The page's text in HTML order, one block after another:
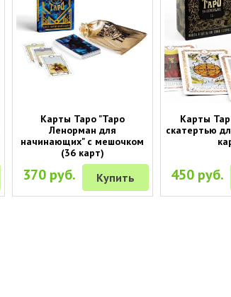
Карты Таро "Таро
Ленорман для
начинающих" с мешочком
(36 карт)
370 руб. Купить
Карты
скатертью
450 руб.